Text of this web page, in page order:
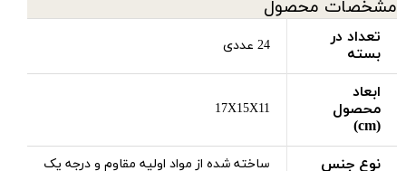
مشخصات محصول
تعداد در
بسته
24 عددی
ابعاد
محصول
(cm)
17X15X11
نوع جنس ساخته شده از مواد اولیه مقاوم و درجه یک